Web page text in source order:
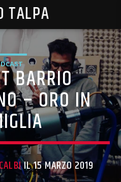
TALPA
BARRIO
– ORO IN
IL 15 MARZO 2019